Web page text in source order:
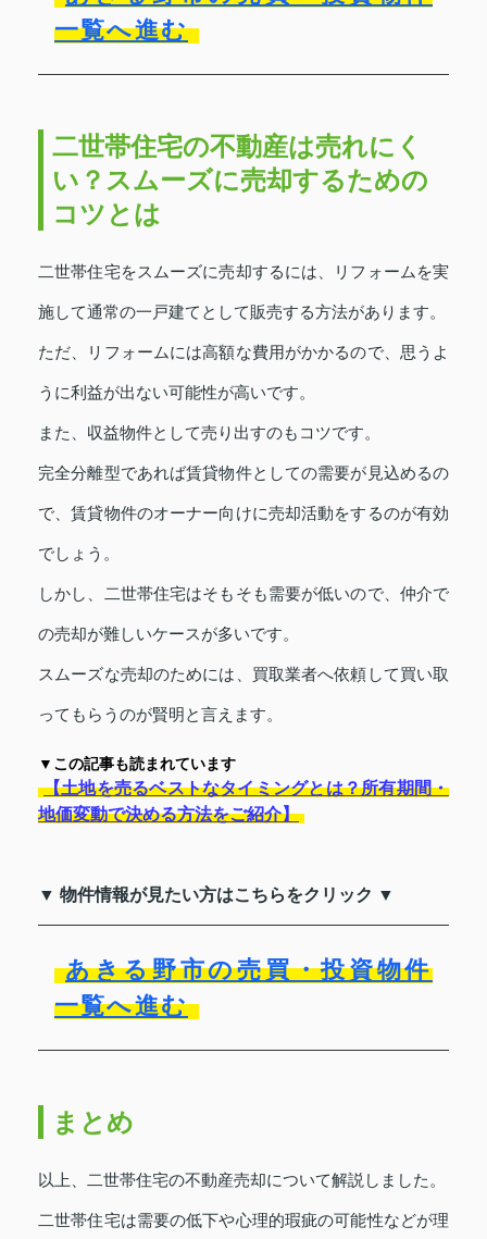
一覧へ進む
二世帯住宅の不動産は売れにく
い？スムーズに売却するための
コツとは
二世帯住宅をスムーズに売却するには、リフォームを実
施して通常の一戸建てとして販売する方法があります。
ただ、リフォームには高額な費用がかかるので、思うよ
うに利益が出ない可能性が高いです。
また、収益物件として売り出すのもコツです。
完全分離型であれば賃貸物件としての需要が見込めるの
で、賃貸物件のオーナー向けに売却活動をするのが有効
でしょう。
しかし、二世帯住宅はそもそも需要が低いので、仲介で
の売却が難しいケースが多いです。
スムーズな売却のためには、買取業者へ依頼して買い取
ってもらうのが賢明と言えます。
▼この記事も読まれています
【土地を売るベストなタイミングとは？所有期間・
地価変動で決める方法をご紹介】
▼ 物件情報が見たい方はこちらをクリック ▼
あきる野市の売買・投資物件
一覧へ進む
まとめ
以上、二世帯住宅の不動産売却について解説しました。
二世帯住宅は需要の低下や心理的瑕疵の可能性などが理